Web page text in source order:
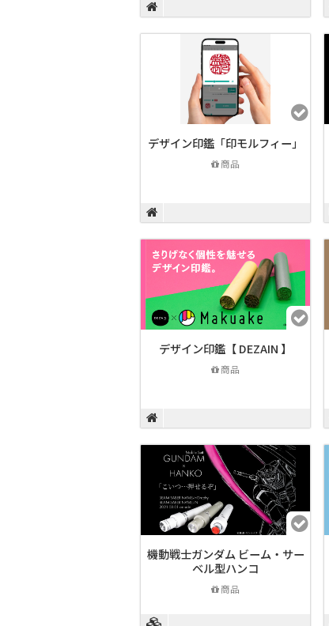
デザイン印鑑「印モルフィー」
商品
デザイン印鑑【 DEZAIN 】
商品
機動戦士ガンダム ビーム・サー
ベル型ハンコ
商品